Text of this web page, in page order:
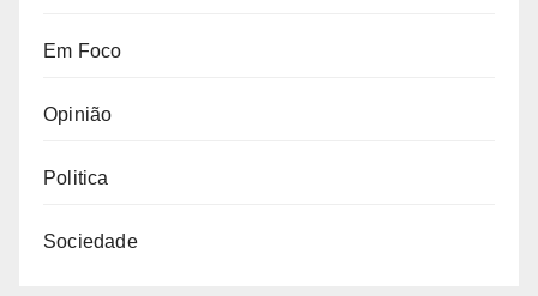
Em Foco
Opinião
Politica
Sociedade